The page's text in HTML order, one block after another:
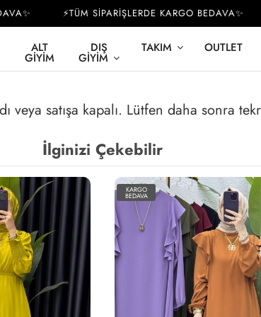
⚡TÜM SİPARİŞLERDE KARGO BEDAVA✨
ALT
GIYIM
DIŞ
GIYIM
TAKIM OUTLET
veya satışa kapalı. Lütfen daha sonra
İlginizi Çekebilir
KARGO
BEDAVA